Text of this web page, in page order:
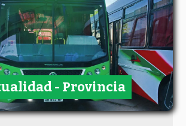
- Provincia